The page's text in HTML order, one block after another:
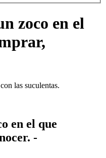
zoco en el
las suculentas.
en el que
-